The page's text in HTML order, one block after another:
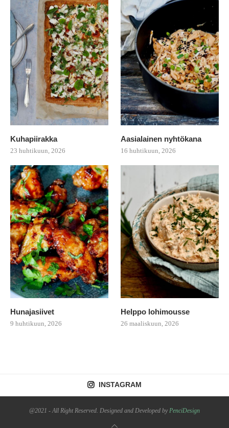
Kuhapiirakka
23 huhtikuun, 2026
Aasialainen nyhtökana
16 huhtikuun, 2026
Hunajasiivet
9 huhtikuun, 2026
Helppo lohimousse
26 maaliskuun, 2026
INSTAGRAM
@2021 - All Right Reserved. Designed and Developed byPenciDesign